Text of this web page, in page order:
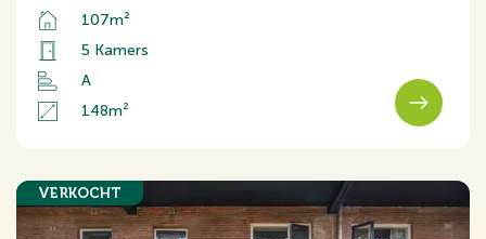
107m²
5 Kamers
A
148m²
VERKOCHT